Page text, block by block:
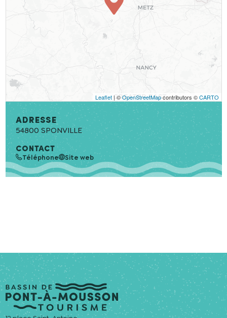
Leaflet| ©OpenStreetMapcontributors ©CARTO
Adresse
54800 SPONVILLE
CONTACT
Téléphone Site web
En cochant cette case, j’accepte que les
informations saisies soient utilisées pour
permettre de me recontacter.